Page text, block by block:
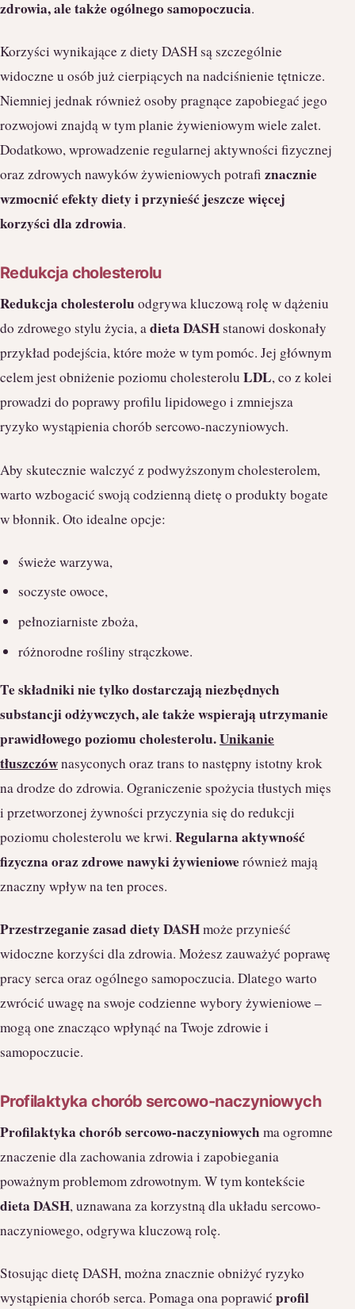
zdrowia, ale także ogólnego samopoczucia.
Korzyści wynikające z diety DASH są szczególnie
widoczne u osób już cierpiących na nadciśnienie tętnicze.
Niemniej jednak również osoby pragnące zapobiegać jego
rozwojowi znajdą w tym planie żywieniowym wiele zalet.
Dodatkowo, wprowadzenie regularnej aktywności fizycznej
oraz zdrowych nawyków żywieniowych potrafi znacznie
wzmocnić efekty diety i przynieść jeszcze więcej
korzyści dla zdrowia.
Redukcja cholesterolu
Redukcja cholesteroluodgrywa kluczową rolę w dążeniu
do zdrowego stylu życia, adieta DASH stanowi doskonały
przykład podejścia, które może w tym pomóc. Jej głównym
celem jest obniżenie poziomu cholesterolu LDL, co z kolei
prowadzi do poprawy profilu lipidowego i zmniejsza
ryzyko wystąpienia chorób sercowo-naczyniowych.
Aby skutecznie walczyć z podwyższonym cholesterolem,
warto wzbogacić swoją codzienną dietę o produkty bogate
w błonnik. Oto idealne opcje:
świeże warzywa,
soczyste owoce,
pełnoziarniste zboża,
różnorodne rośliny strączkowe.
Te składniki nie tylko dostarczają niezbędnych
substancji odżywczych, ale także wspierają utrzymanie
prawidłowego poziomu cholesterolu.Unikanie
tłuszczównasyconych oraz trans to następny istotny krok
na drodze do zdrowia. Ograniczenie spożycia tłustych mięs
i przetworzonej żywności przyczynia się do redukcji
poziomu cholesterolu we krwi. Regularna aktywność
fizyczna oraz zdrowe nawyki żywieniowerównież mają
znaczny wpływ na ten proces.
Przestrzeganie zasad diety DASHmoże przynieść
widoczne korzyści dla zdrowia. Możesz zauważyć poprawę
pracy serca oraz ogólnego samopoczucia. Dlatego warto
zwrócić uwagę na swoje codzienne wybory żywieniowe –
mogą one znacząco wpłynąć na Twoje zdrowie i
samopoczucie.
Profilaktyka chorób sercowo-naczyniowych
Profilaktyka chorób sercowo-naczyniowych ma ogromne
znaczenie dla zachowania zdrowia i zapobiegania
poważnym problemom zdrowotnym. W tym kontekście
dieta DASH, uznawana za korzystną dla układu sercowo-
naczyniowego, odgrywa kluczową rolę.
Stosując dietę DASH, można znacznie obniżyć ryzyko
wystąpienia chorób serca. Pomaga ona poprawić profil